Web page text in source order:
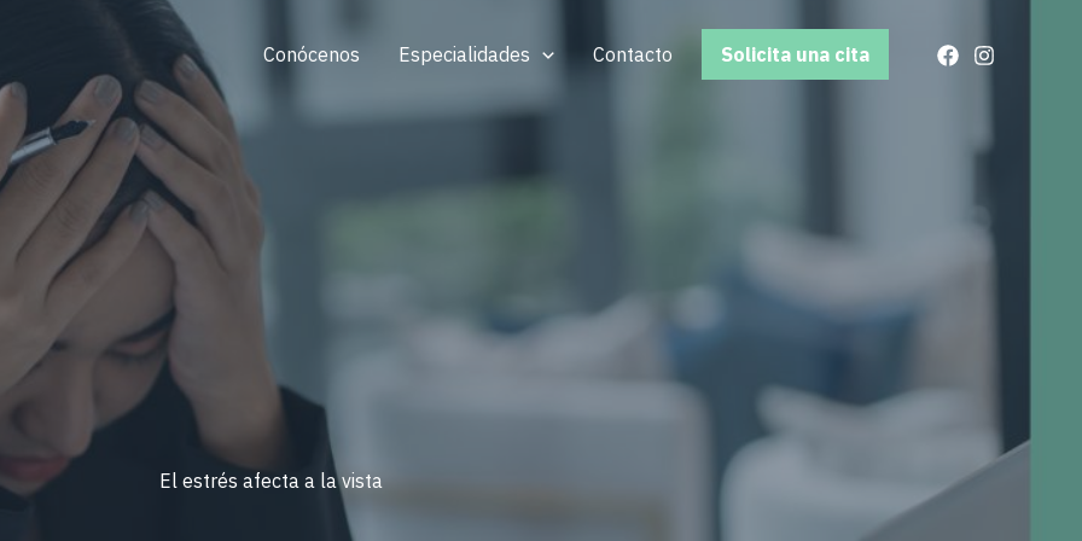
Conócenos Especialidades Contacto Solicita una cita
El estrés afecta a la vista